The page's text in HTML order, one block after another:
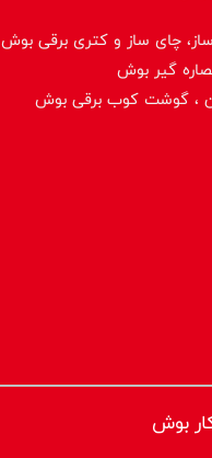
چای ساز و کتری برقی بوش
گیر بوش
، گوشت کوب برقی بوش
بوش